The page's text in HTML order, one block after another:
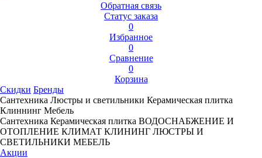
Обратная связь
Статус заказа
0
Избранное
0
Сравнение
0
Корзина
Скидки Бренды
Сантехника Люстры и светильники Керамическая плитка
Клиннинг Мебель
Сантехника Керамическая плитка ВОДОСНАБЖЕНИЕ И
ОТОПЛЕНИЕ КЛИМАТ КЛИНИНГ ЛЮСТРЫ И
СВЕТИЛЬНИКИ МЕБЕЛЬ
Акции